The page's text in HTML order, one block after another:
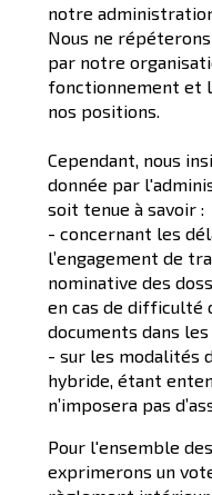
notre
Nous ne
par notre
fonctionnement et
nos positions.
Cependant, nous
donnée par
soit tenue à savoir :
- concernant les
l’engagement de
nominative des
en cas de difficulté
documents dans les
- sur les modalités
hybride, étant
n’imposera pas
Pour l'ensemble
exprimerons un